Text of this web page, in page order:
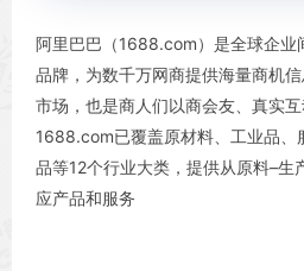
阿里巴巴（1688.com）是全球企业
品牌，为数千万网商提供海量商机
市场，也是商人们以商会友、真实
1688.com已覆盖原材料、工业品、
品等12个行业大类，提供从原料–生
应产品和服务